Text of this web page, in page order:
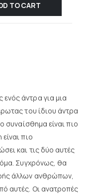
TO CART
άντρα για μια
του ίδιου άντρα
συναίσθημα είναι πιο
πιο
και τις δύο αυτές
Συγχρόνως, θα
άλλων ανθρώπων,
αυτές. Οι ανατροπές